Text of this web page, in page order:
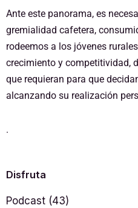
Ante este panorama, es
gremialidad cafetera,
rodeemos a los jóvenes
crecimiento y competitividad,
que requieran para que
alcanzando su realización
.
Disfruta
Podcast (43)